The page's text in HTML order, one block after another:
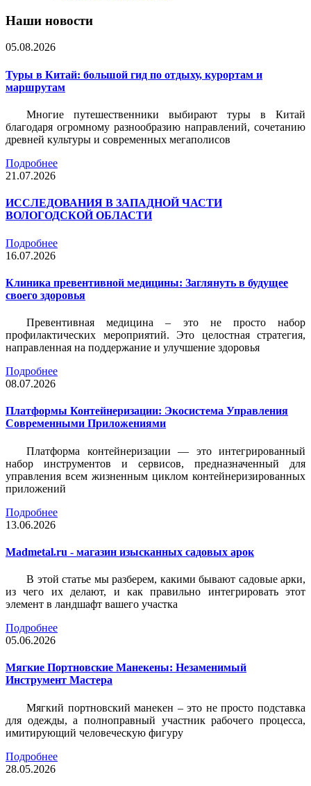
Наши новости
05.08.2026
Туры в Китай: большой гид по отдыху, курортам и
маршрутам
Многие путешественники выбирают туры в Китай
благодаря огромному разнообразию направлений, сочетанию
древней культуры и современных мегаполисов
Подробнее
21.07.2026
ИССЛЕДОВАНИЯ В ЗАПАДНОЙ ЧАСТИ
ВОЛОГОДСКОЙ ОБЛАСТИ
Подробнее
16.07.2026
Клиника превентивной медицины: Заглянуть в будущее
своего здоровья
Превентивная медицина – это не просто набор
профилактических мероприятий. Это целостная стратегия,
направленная на поддержание и улучшение здоровья
Подробнее
08.07.2026
Платформы Контейнеризации: Экосистема Управления
Современными Приложениями
Платформа контейнеризации — это интегрированный
набор инструментов и сервисов, предназначенный для
управления всем жизненным циклом контейнеризированных
приложений
Подробнее
13.06.2026
Madmetal.ru - магазин изысканных садовых арок
В этой статье мы разберем, какими бывают садовые арки,
из чего их делают, и как правильно интегрировать этот
элемент в ландшафт вашего участка
Подробнее
05.06.2026
Мягкие Портновские Манекены: Незаменимый
Инструмент Мастера
Мягкий портновский манекен – это не просто подставка
для одежды, а полноправный участник рабочего процесса,
имитирующий человеческую фигуру
Подробнее
28.05.2026